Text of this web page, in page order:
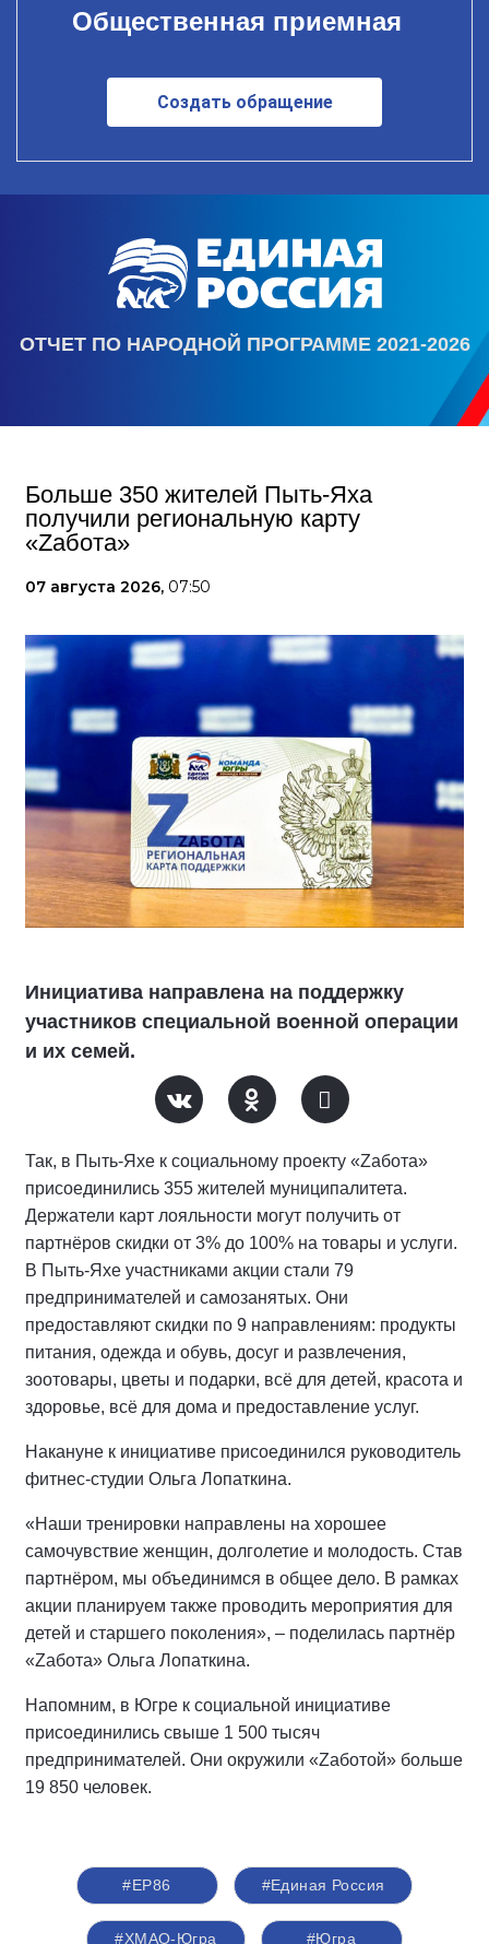
Общественная приемная
Создать обращение
ОТЧЕТ ПО НАРОДНОЙ ПРОГРАММЕ 2021-2026
Больше 350 жителей Пыть-Яха
получили региональную карту
«Zабота»
07 августа 2026, 07:50
Инициатива направлена на поддержку
участников специальной военной операции
и их семей.
Так, в Пыть-Яхе к социальному проекту «Zабота»
присоединились 355 жителей муниципалитета.
Держатели карт лояльности могут получить от
партнёров скидки от 3% до 100% на товары и услуги.
В Пыть-Яхе участниками акции стали 79
предпринимателей и самозанятых. Они
предоставляют скидки по 9 направлениям: продукты
питания, одежда и обувь, досуг и развлечения,
зоотовары, цветы и подарки, всё для детей, красота и
здоровье, всё для дома и предоставление услуг.
Накануне к инициативе присоединился руководитель
фитнес-студии Ольга Лопаткина.
«Наши тренировки направлены на хорошее
самочувствие женщин, долголетие и молодость. Став
партнёром, мы объединимся в общее дело. В рамках
акции планируем также проводить мероприятия для
детей и старшего поколения», – поделилась партнёр
«Zабота» Ольга Лопаткина.
Напомним, в Югре к социальной инициативе
присоединились свыше 1 500 тысяч
предпринимателей. Они окружили «Zаботой» больше
19 850 человек.
#ЕР86 #Единая Россия
#ХМАО-Югра #Югра